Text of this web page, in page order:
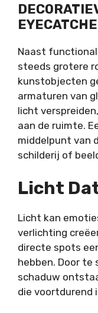
Naast
steeds grotere
kunstobjecten
armaturen van
licht
aan de ruimte.
middelpunt van
schilderij of
Licht
Licht kan
verlichting
directe spots
hebben. Door
schaduw
die voortdurend